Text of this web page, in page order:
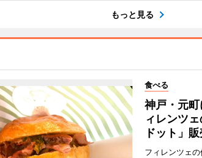
もっと見る
食べる
神戸・元
ィレンツ
ドット」
フィレンツェ